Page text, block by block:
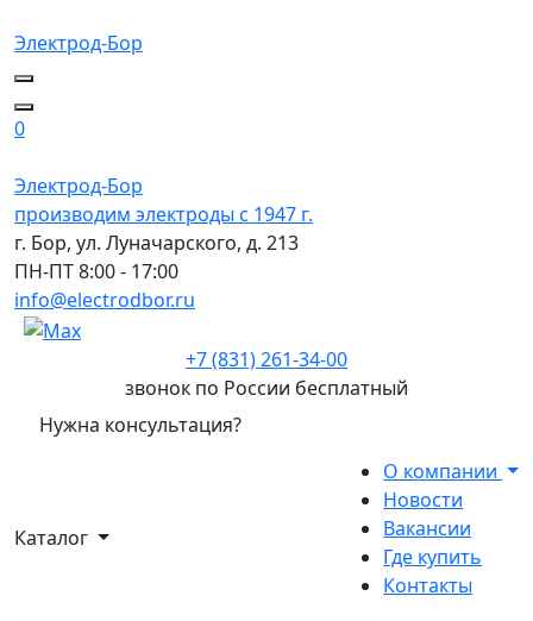
Электрод-Бор
0
Электрод-Бор
производим электроды с 1947 г.
г. Бор, ул. Луначарского, д. 213
ПН-ПТ 8:00 - 17:00
info@electrodbor.ru
+7 (831) 261-34-00
звонок по России бесплатный
Нужна консультация?
Каталог
О компании
Новости
Вакансии
Где купить
Контакты